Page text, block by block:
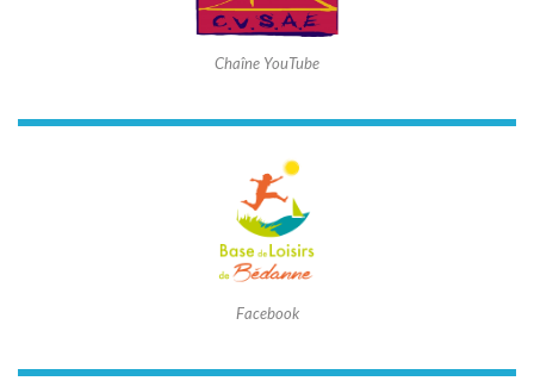
Chaîne YouTube
Facebook